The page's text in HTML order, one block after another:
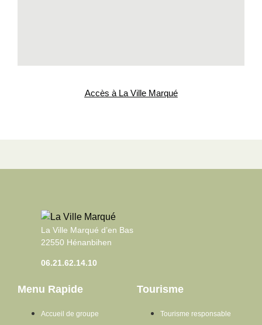
Accès à La Ville Marqué
La Ville Marqué d’en Bas
22550 Hénanbihen
06.21.62.14.10
Menu Rapide
Accueil de groupe
Tourisme
Tourisme responsable